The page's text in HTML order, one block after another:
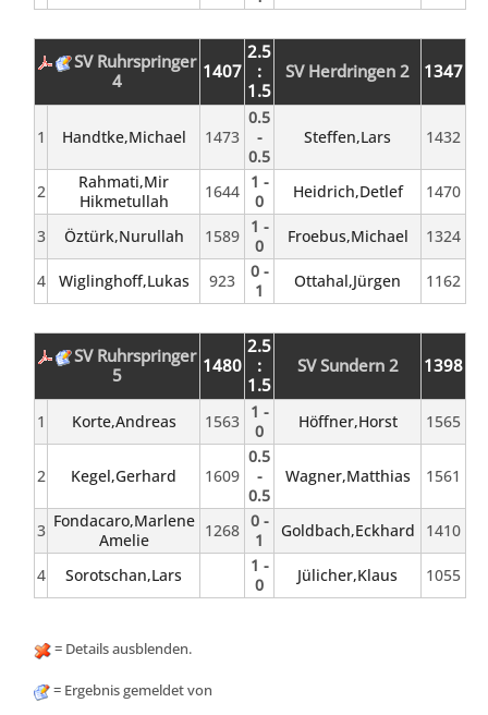
SV Ruhrspringer
4
1407
2.5
:
1.5
SV Herdringen 2 1347
1 Handtke,Michael 1473
0.5
-
0.5
Steffen,Lars 1432
2
Rahmati,Mir
Hikmetullah
1644 1 -
0
Heidrich,Detlef 1470
3 Öztürk,Nurullah 1589 1 -
0
Froebus,Michael 1324
4 Wiglinghoff,Lukas 923
0 -
1
Ottahal,Jürgen 1162
SV Ruhrspringer
5
1480
2.5
:
1.5
SV Sundern 2 1398
1 Korte,Andreas 1563 1 -
0
Höffner,Horst 1565
2 Kegel,Gerhard 1609
0.5
-
0.5
Wagner,Matthias 1561
3 Fondacaro,Marlene
Amelie
1268 0 -
1
Goldbach,Eckhard 1410
4 Sorotschan,Lars
1 -
0
Jülicher,Klaus 1055
= Details ausblenden.
= Ergebnis gemeldet von